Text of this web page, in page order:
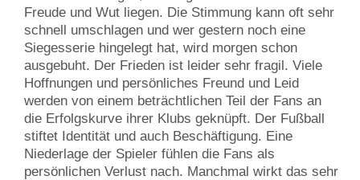
Freude und Wut liegen. Die Stimmung kann oft sehr
schnell umschlagen und wer gestern noch eine
Siegesserie hingelegt hat, wird morgen schon
ausgebuht. Der Frieden ist leider sehr fragil. Viele
Hoffnungen und persönliches Freund und Leid
werden von einem beträchtlichen Teil der Fans an
die Erfolgskurve ihrer Klubs geknüpft. Der Fußball
stiftet Identität und auch Beschäftigung. Eine
Niederlage der Spieler fühlen die Fans als
persönlichen Verlust nach. Manchmal wirkt das sehr